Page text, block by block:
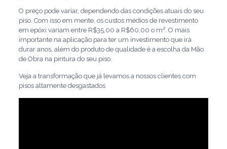
O preço pode variar, dependendo das condições atuais do seu
piso. Com isso em mente, os custos médios de revestimento
em epóxi variam entre R$35,00 a R$60,00 o m². O mais
importante na aplicação para ter um investimento que irá
durar anos, além do produto de qualidade é a escolha da Mão
de Obra na pintura do seu piso.
Veja a transformação que já levamos a nossos clientes com
pisos altamente desgastados